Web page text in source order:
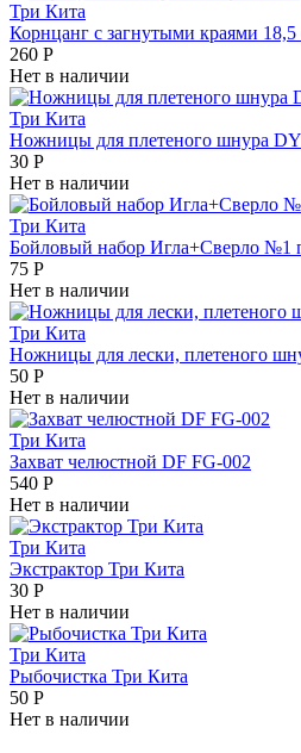
Три Кита
Корнцанг с загнутыми краями 18,5
260 Р
Нет в наличии
Три Кита
Ножницы для плетеного шнура
30 Р
Нет в наличии
Три Кита
Бойловый набор Игла+Сверло №1
75 Р
Нет в наличии
Три Кита
Ножницы для лески, плетеного
50 Р
Нет в наличии
Три Кита
Захват челюстной DF FG-002
540 Р
Нет в наличии
Три Кита
Экстрактор Три Кита
30 Р
Нет в наличии
Три Кита
Рыбочистка Три Кита
50 Р
Нет в наличии